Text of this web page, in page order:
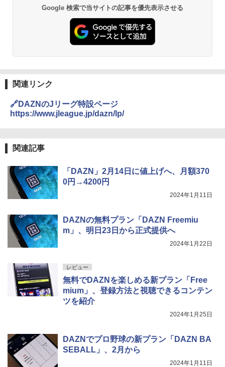
Google 検索で当サイトの記事を優先表示させる
関連リンク
🔗DAZNのJリーグ特設ページ
https://www.jleague.jp/dazn/lp/
関連記事
「DAZN」2月14日に値上げへ、月額370
0円→4200円
2024年1月11日
DAZNの無料プラン「DAZN Freemiu
m」、明日23日から正式提供へ
2024年1月22日
レビュー
無料でDAZNを楽しめる新プラン「Free
mium」、登録方法と視聴できるコンテン
ツを紹介
2024年1月25日
DAZNでプロ野球の新プラン「DAZN BA
SEBALL」、2月から
2024年1月11日